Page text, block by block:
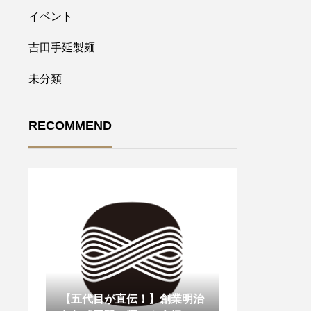
イベント
吉田手延製麺
未分類
RECOMMEND
【五代目が直伝！】創業明治